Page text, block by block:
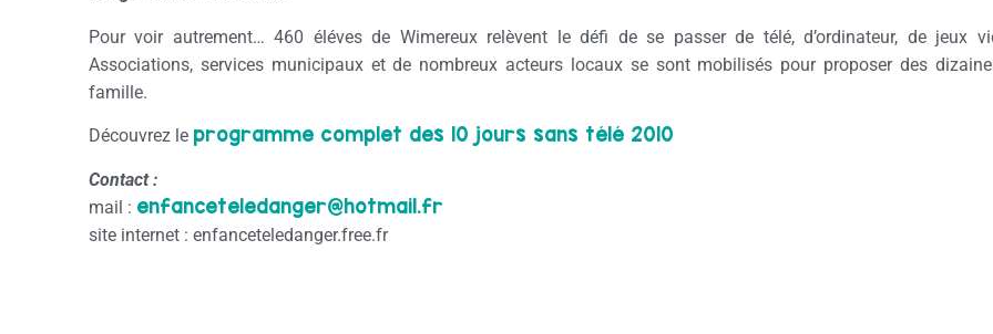
Pour voir autrement… 460 éléves de Wimereux relèvent le défi de se passer de télé, d’ordinateur, de jeux
Associations, services municipaux et de nombreux acteurs locaux se sont mobilisés pour proposer des
famille.
Découvrez le programme complet des 10 jours sans télé 2010
Contact :
mail : enfanceteledanger@hotmail.fr
site internet : enfanceteledanger.free.fr